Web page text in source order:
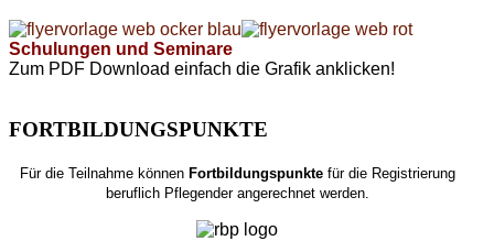
Schulungen und Seminare
Zum PDF Download einfach die Grafik anklicken!
FORTBILDUNGSPUNKTE
Für die Teilnahme könnenFortbildungspunktefür die Registrierung
beruflich Pflegender angerechnet werden.